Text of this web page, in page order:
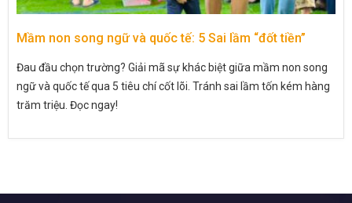
Mầm non song ngữ và quốc tế: 5 Sai lầm “đốt tiền”
Đau đầu chọn trường? Giải mã sự khác biệt giữa mầm non song
ngữ và quốc tế qua 5 tiêu chí cốt lõi. Tránh sai lầm tốn kém hàng
trăm triệu. Đọc ngay!